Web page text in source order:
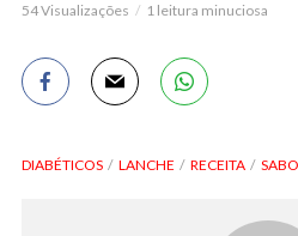
54 Visualizações 1 leitura minuciosa
DIABÉTICOS LANCHE RECEITA